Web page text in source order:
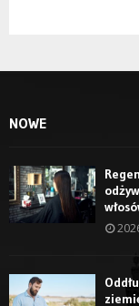
NOWE